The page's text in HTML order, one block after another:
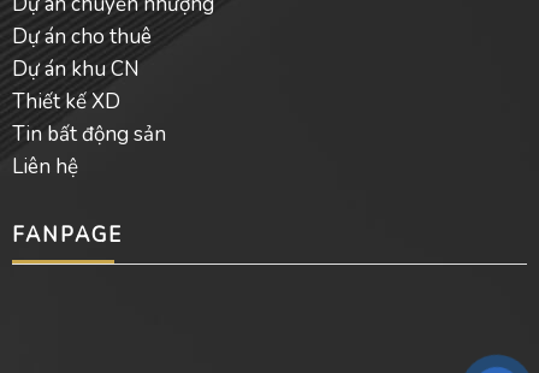
Dự án cho thuê
Dự án khu CN
Thiết kế XD
Tin bất động sản
Liên hệ
FANPAGE